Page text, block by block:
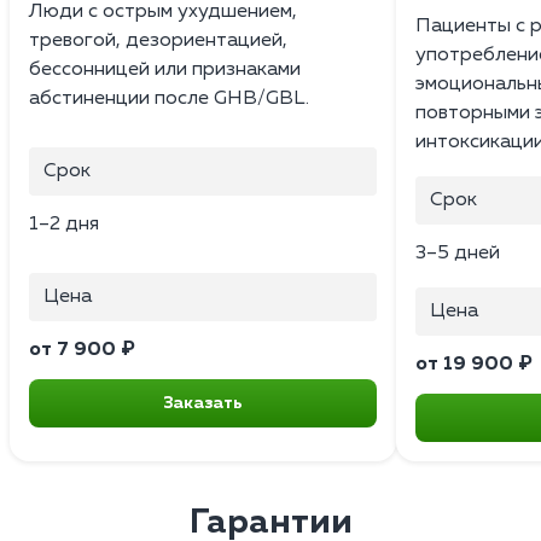
Люди с острым ухудшением,
тревогой, дезориентацией,
бессонницей или признаками
абстиненции после GHB/GBL.
Срок
1–2 дня
Цена
от 7 900 ₽
Заказать
Пациенты с
повторными
Срок
3–5 дней
Цена
от 19 900 ₽
Гарантии